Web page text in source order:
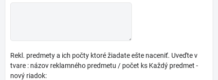
Rekl. predmety a ich počty ktoré žiadate ešte naceniť. Uveďte v
tvare : názov reklamného predmetu / počet ks Každý predmet -
nový riadok: